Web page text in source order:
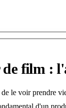
film :
le voir prendre
d'un